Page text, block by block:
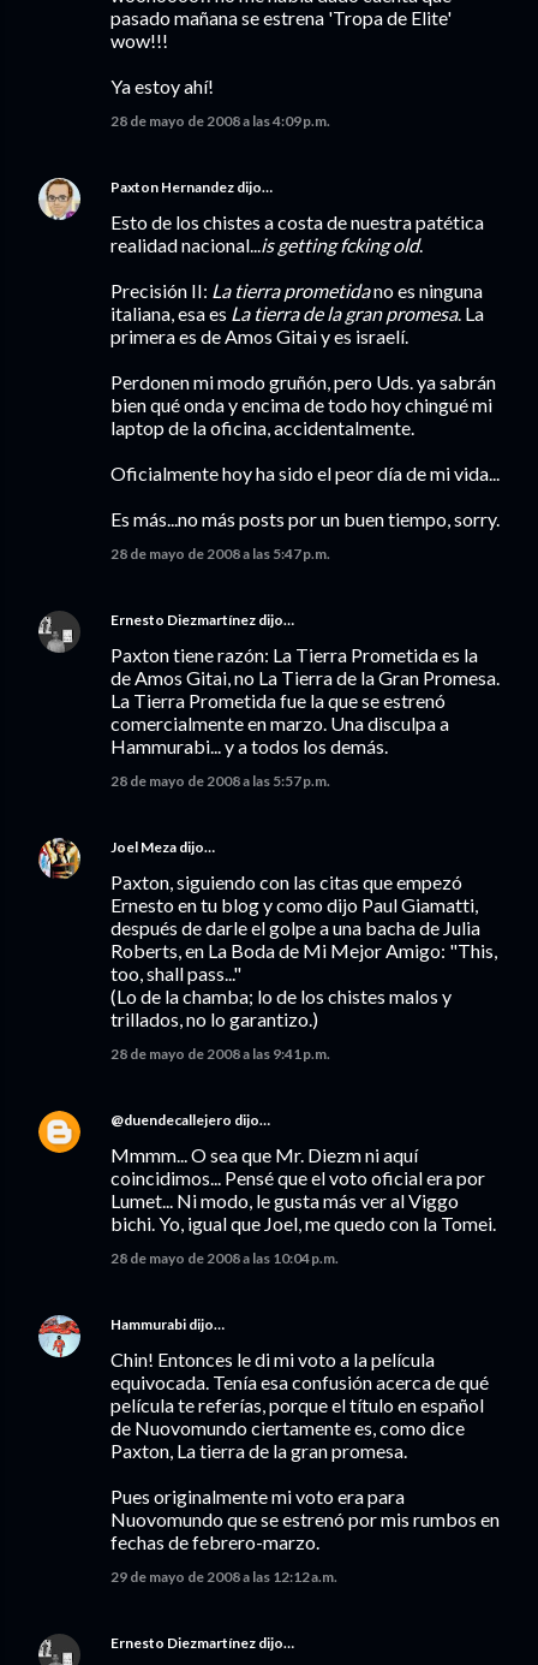
pasado mañana se estrena 'Tropa de Elite'
wow!!!
Ya estoy ahí!
28 de mayo de 2008 a las 4:09 p.m.
Paxton Hernandez dijo…
Esto de los chistes a costa de nuestra patética
realidad nacional...is getting fcking old.
Precisión II: La tierra prometidano es ninguna
italiana, esa es La tierra de la gran promesa. La
primera es de Amos Gitai y es israelí.
Perdonen mi modo gruñón, pero Uds. ya sabrán
bien qué onda y encima de todo hoy chingué mi
laptop de la oficina, accidentalmente.
Oficialmente hoy ha sido el peor día de mi vida...
Es más...no más posts por un buen tiempo, sorry.
28 de mayo de 2008 a las 5:47 p.m.
Ernesto Diezmartínez dijo…
Paxton tiene razón: La Tierra Prometida es la
de Amos Gitai, no La Tierra de la Gran Promesa.
La Tierra Prometida fue la que se estrenó
comercialmente en marzo. Una disculpa a
Hammurabi... y a todos los demás.
28 de mayo de 2008 a las 5:57 p.m.
Joel Meza dijo…
Paxton, siguiendo con las citas que empezó
Ernesto en tu blog y como dijo Paul Giamatti,
después de darle el golpe a una bacha de Julia
Roberts, en La Boda de Mi Mejor Amigo: "This,
too, shall pass..."
(Lo de la chamba; lo de los chistes malos y
trillados, no lo garantizo.)
28 de mayo de 2008 a las 9:41 p.m.
@duendecallejero dijo…
Mmmm... O sea que Mr. Diezm ni aquí
coincidimos... Pensé que el voto oficial era por
Lumet... Ni modo, le gusta más ver al Viggo
bichi. Yo, igual que Joel, me quedo con la Tomei.
28 de mayo de 2008 a las 10:04 p.m.
Hammurabi dijo…
Chin! Entonces le di mi voto a la película
equivocada. Tenía esa confusión acerca de qué
película te referías, porque el título en español
de Nuovomundo ciertamente es, como dice
Paxton, La tierra de la gran promesa.
Pues originalmente mi voto era para
Nuovomundo que se estrenó por mis rumbos en
fechas de febrero-marzo.
29 de mayo de 2008 a las 12:12 a.m.
Ernesto Diezmartínez dijo…